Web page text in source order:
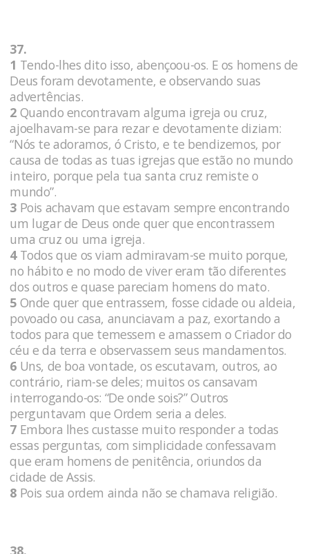
37.
1 Tendo-lhes dito isso, abençoou-os. E os homens de
Deus foram devotamente, e observando suas
advertências.
2 Quando encontravam alguma igreja ou cruz,
ajoelhavam-se para rezar e devotamente diziam:
“Nós te adoramos, ó Cristo, e te bendizemos, por
causa de todas as tuas igrejas que estão no mundo
inteiro, porque pela tua santa cruz remiste o
mundo”.
3 Pois achavam que estavam sempre encontrando
um lugar de Deus onde quer que encontrassem
uma cruz ou uma igreja.
4Todos que os viam admiravam-se muito porque,
no hábito e no modo de viver eram tão diferentes
dos outros e quase pareciam homens do mato.
5 Onde quer que entrassem, fosse cidade ou aldeia,
povoado ou casa, anunciavam a paz, exortando a
todos para que temessem e amassem o Criador do
céu e da terra e observassem seus mandamentos.
6 Uns, de boa vontade, os escutavam, outros, ao
contrário, riam-se deles; muitos os cansavam
interrogando-os: “De onde sois?” Outros
perguntavam que Ordem seria a deles.
7 Embora lhes custasse muito responder a todas
essas perguntas, com simplicidade confessavam
que eram homens de penitência, oriundos da
cidade de Assis.
8 Pois sua ordem ainda não se chamava religião.
38.